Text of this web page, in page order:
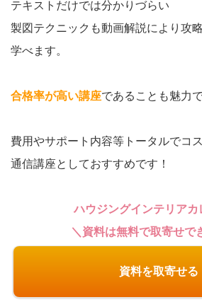
テキストだけでは分かりづらい
製図テクニックも動画解説により攻
学べます。
合格率が高い講座であることも魅力
費用やサポート内容等トータルでコ
通信講座としておすすめです！
ハウジングインテリアカ
＼資料は無料で取寄せで
資料を取寄せる